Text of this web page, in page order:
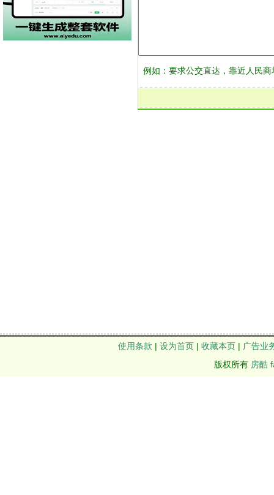
例如：要求公交直达，靠近人民商
使用条款 | 设为首页 | 收藏本页 | 广告业
版权所有 房酷